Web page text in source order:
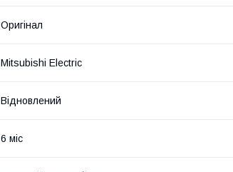
Оригінал
Mitsubishi Electric
Відновлений
6 міс